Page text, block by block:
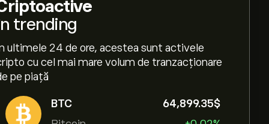
trending
ultimele 24 de ore, acestea sunt activele
cu cel mai mare volum de tranzacționare
pe piață
BTC
64,899.35‎$‎